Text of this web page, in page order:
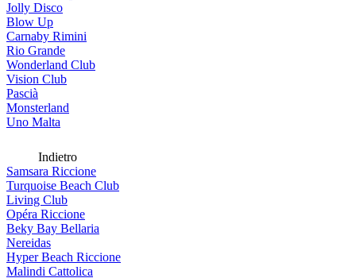
Jolly Disco
Blow Up
Carnaby Rimini
Rio Grande
Wonderland Club
Vision Club
Pascià
Monsterland
Uno Malta
Indietro
Samsara Riccione
Turquoise Beach Club
Living Club
Opéra Riccione
Beky Bay Bellaria
Nereidas
Hyper Beach Riccione
Malindi Cattolica